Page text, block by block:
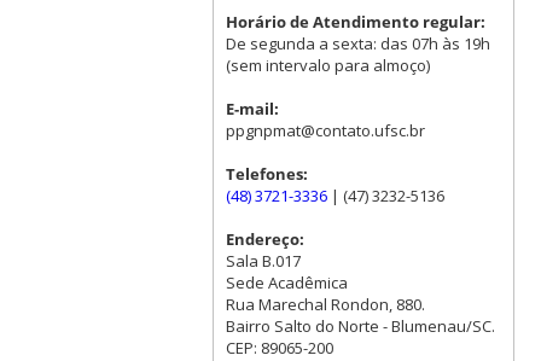
Horário de Atendimento regular:
De segunda a sexta: das 07h às 19h
(sem intervalo para almoço)
E-mail:
ppgnpmat@contato.ufsc.br
Telefones:
(48) 3721-3336| (47) 3232-5136
Endereço:
Sala B.017
Sede Acadêmica
Rua Marechal Rondon, 880.
Bairro Salto do Norte - Blumenau/SC.
CEP: 89065-200